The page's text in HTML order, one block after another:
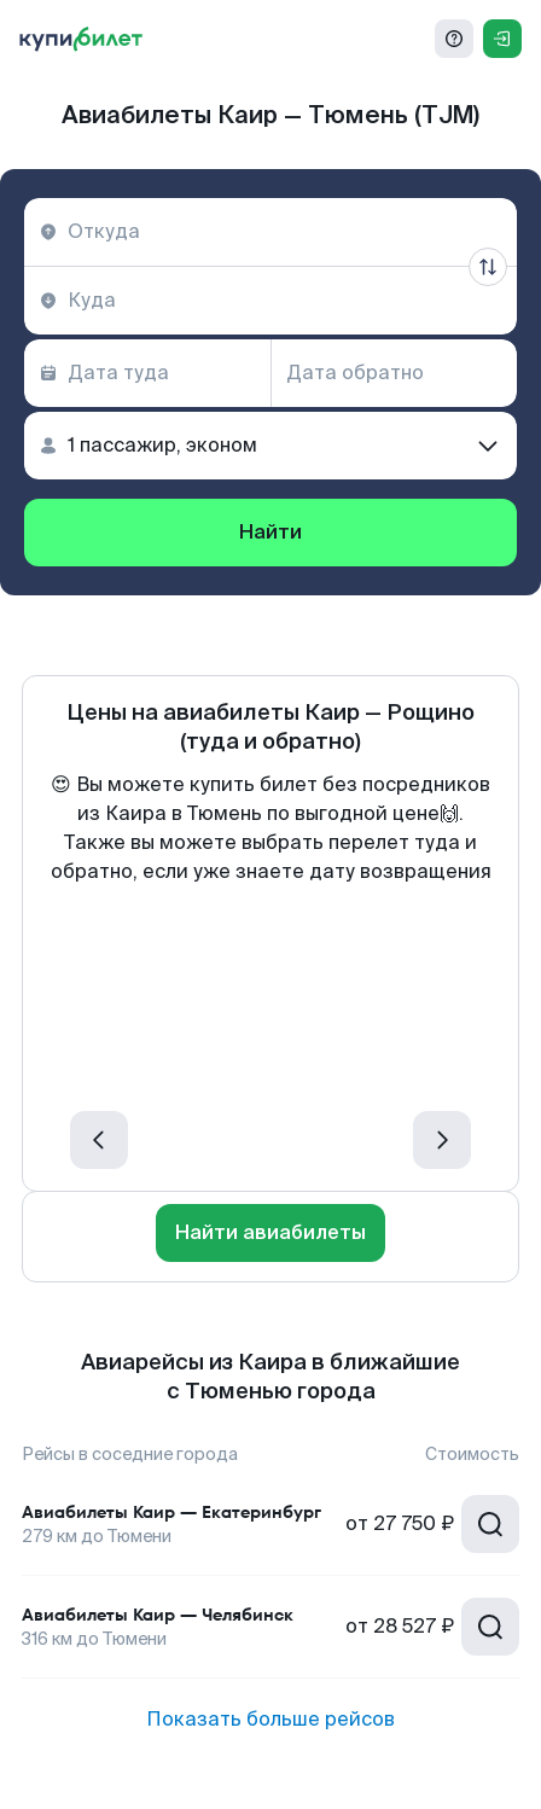
Авиабилеты Каир — Тюмень (TJM)
Найти
Цены на авиабилеты Каир — Рощино
(туда и обратно)
😍 Вы можете купить билет без посредников
из Каира в Тюмень по выгодной цене🙌.
Также вы можете выбрать перелет туда и
обратно, если уже знаете дату возвращения
Найти авиабилеты
Авиарейсы из Каира в ближайшие
с Тюменью города
Рейсы в соседние города Стоимость
Авиабилеты Каир — Екатеринбург
279 км до Тюмени от 27 750 ₽
Авиабилеты Каир — Челябинск
316 км до Тюмени от 28 527 ₽
Показать больше рейсов